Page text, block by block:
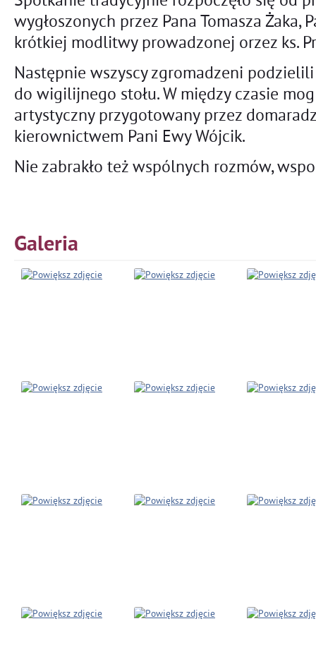
wygłoszonych przez Pana Tomasza Żaka,
krótkiej modlitwy prowadzonej orzez ks.
Następnie wszyscy zgromadzeni
do wigilijnego stołu. W między czasie
artystyczny przygotowany przez
kierownictwem Pani Ewy Wójcik.
Nie zabrakło też wspólnych rozmów,
Galeria